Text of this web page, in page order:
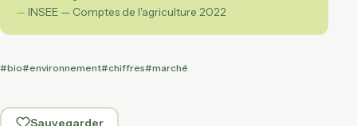
INSEE — Comptes de l'agriculture 2022
#bio#environnement#chiffres#marché
Sauvegarder